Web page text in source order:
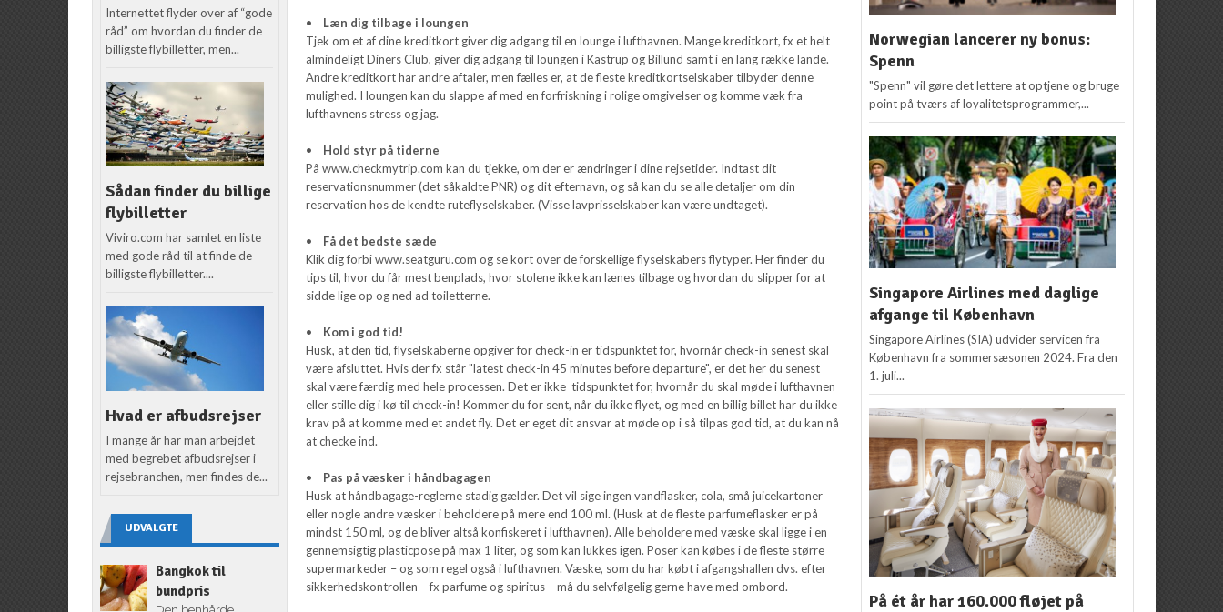
• Læn dig tilbage i loungen
Tjek om et af dine kreditkort giver dig adgang til en lounge i lufthavnen. Mange kreditkort, fx et helt
almindeligt Diners Club, giver dig adgang til loungen i Kastrup og Billund samt i en lang række lande.
Andre kreditkort har andre aftaler, men fælles er, at de fleste kreditkortselskaber tilbyder denne
mulighed. I loungen kan du slappe af med en forfriskning i rolige omgivelser og komme væk fra
lufthavnens stress og jag.
• Hold styr på tiderne
På www.checkmytrip.com kan du tjekke, om der er ændringer i dine rejsetider. Indtast dit
reservationsnummer (det såkaldte PNR) og dit efternavn, og så kan du se alle detaljer om din
reservation hos de kendte ruteflyselskaber. (Visse lavprisselskaber kan være undtaget).
• Få det bedste sæde
Klik dig forbi www.seatguru.com og se kort over de forskellige flyselskabers flytyper. Her finder du
tips til, hvor du får mest benplads, hvor stolene ikke kan lænes tilbage og hvordan du slipper for at
sidde lige op og ned ad toiletterne.
• Kom i god tid!
Husk, at den tid, flyselskaberne opgiver for check-in er tidspunktet for, hvornår check-in senest skal
være afsluttet. Hvis der fx står "latest check-in 45 minutes before departure", er det her du senest
skal være færdig med hele processen. Det er ikke tidspunktet for, hvornår du skal møde i lufthavnen
eller stille dig i kø til check-in! Kommer du for sent, når du ikke flyet, og med en billig billet har du ikke
krav på at komme med et andet fly. Det er eget dit ansvar at møde op i så tilpas god tid, at du kan nå
at checke ind.
• Pas på væsker i håndbagagen
Husk at håndbagage-reglerne stadig gælder. Det vil sige ingen vandflasker, cola, små juicekartoner
eller nogle andre væsker i beholdere på mere end 100 ml. (Husk at de fleste parfumeflasker er på
mindst 150 ml, og de bliver altså konfiskeret i lufthavnen). Alle beholdere med væske skal ligge i en
gennemsigtig plasticpose på max 1 liter, og som kan lukkes igen. Poser kan købes i de fleste større
supermarkeder – og som regel også i lufthavnen. Væske, som du har købt i afgangshallen dvs. efter
sikkerhedskontrollen – fx parfume og spiritus – må du selvfølgelig gerne have med ombord.
Internettet flyder over af “gode
råd” om hvordan du finder de
billigste flybilletter, men...
Sådan finder du billige
flybilletter
Viviro.com har samlet en liste
med gode råd til at finde de
billigste flybilletter....
Hvad er afbudsrejser
I mange år har man arbejdet
med begrebet afbudsrejser i
rejsebranchen, men findes de...
UDVALGTE
Bangkok til
bundpris
Norwegian lancerer ny bonus:
Spenn
"Spenn" vil gøre det lettere at optjene og bruge
point på tværs af loyalitetsprogrammer,...
Singapore Airlines med daglige
afgange til København
Singapore Airlines (SIA) udvider servicen fra
København fra sommersæsonen 2024. Fra den
1. juli...
På ét år har 160.000 fløjet på